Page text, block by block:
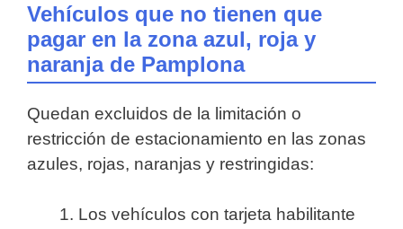
Vehículos que no tienen que
pagar en la zona azul, roja y
naranja de Pamplona
Quedan excluidos de la limitación o
restricción de estacionamiento en las zonas
azules, rojas, naranjas y restringidas:
Los vehículos con tarjeta habilitante